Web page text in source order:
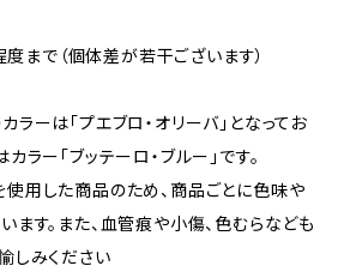
まで（個体差が若干ございます）
ーは「プエブロ・オリーバ」となってお
ラー「ブッテーロ・ブルー」です。
用した商品のため、商品ごとに色味や
ます。また、血管痕や小傷、色むらなども
しみください